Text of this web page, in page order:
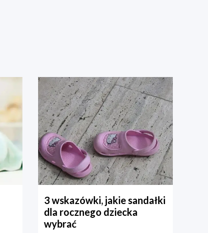
3 wskazówki, jakie sandałki
dla rocznego dziecka
wybrać